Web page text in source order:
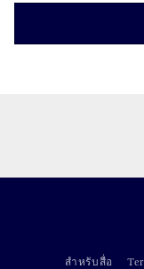
สำหรับสื่อ